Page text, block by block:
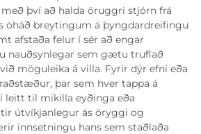
því að halda öruggri stjórn frá
óháð breytingum á þyngdardreifingu
afstaða felur í sér að engar
nauðsynlegar sem gætu truflað
möguleika á villa. Fyrir dýr efni eða
þar sem hver tappa á
til mikilla eyðinga eða
útvíkjanlegur ás öryggi og
innsetningu hans sem staðlaða